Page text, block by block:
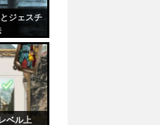
ジェスチ
ベル上